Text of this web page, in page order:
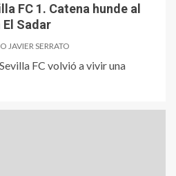
FC 1. Catena hunde al
El Sadar
JAVIER SERRATO
FC volvió a vivir una